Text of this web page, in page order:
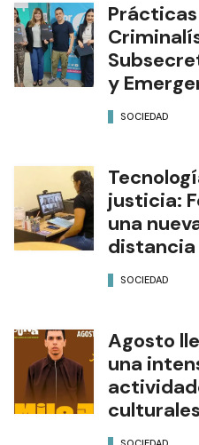
y
SOCIEDAD
justicia:
una
distancia
SOCIEDAD
Agosto
una